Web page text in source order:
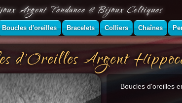
d'Oreilles Argent
Boucles d'oreilles
Argent Tendance & Bijoux Celtiques
Boucles d'oreilles Bracelets Colliers Chaînes